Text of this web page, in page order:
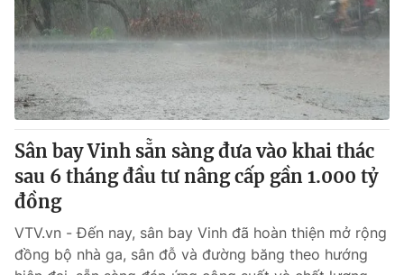
Sân bay Vinh sẵn sàng đưa vào khai thác
sau 6 tháng đầu tư nâng cấp gần 1.000 tỷ
đồng
VTV.vn - Đến nay, sân bay Vinh đã hoàn thiện mở rộng
đồng bộ nhà ga, sân đỗ và đường băng theo hướng